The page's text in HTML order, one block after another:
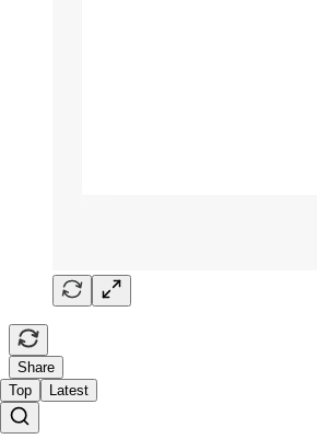
Share
Top
Latest